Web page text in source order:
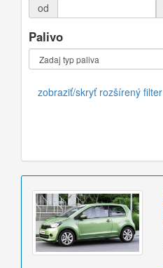
od
Palivo
zobraziť/skryť rozšírený filter